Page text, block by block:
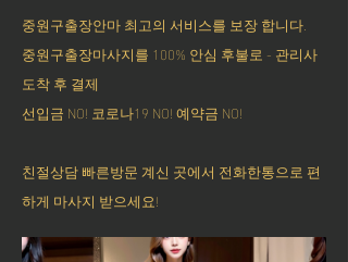
중원구출장안마 최고의 서비스를 보장 합니다.
중원구출장마사지를 100% 안심 후불로 - 관리사
도착 후 결제
선입금 NO! 코로나19 NO! 예약금 NO!
친절상담 빠른방문 계신 곳에서 전화한통으로 편
하게 마사지 받으세요!